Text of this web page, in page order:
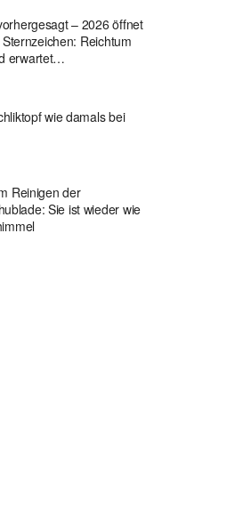
– 2026 öffnet
Reichtum
erwartet…
wie damals bei
Reinigen der
Sie ist wieder wie